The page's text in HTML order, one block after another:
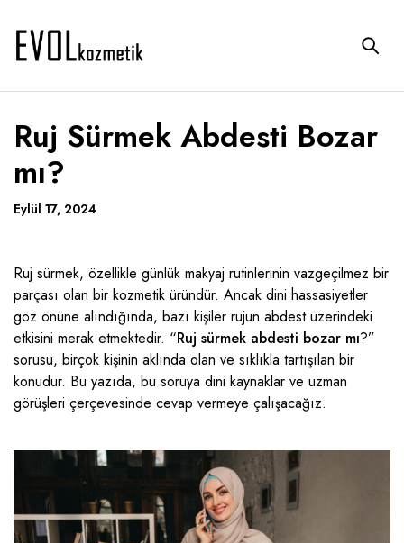
Ruj Sürmek Abdesti Bozar
mı?
Eylül 17, 2024
Ruj sürmek, özellikle günlük makyaj rutinlerinin vazgeçilmez bir
parçası olan bir kozmetik üründür. Ancak dini hassasiyetler
göz önüne alındığında, bazı kişiler rujun abdest üzerindeki
etkisini merak etmektedir. “Ruj sürmek abdesti bozar mı?”
sorusu, birçok kişinin aklında olan ve sıklıkla tartışılan bir
konudur. Bu yazıda, bu soruya dini kaynaklar ve uzman
görüşleri çerçevesinde cevap vermeye çalışacağız.